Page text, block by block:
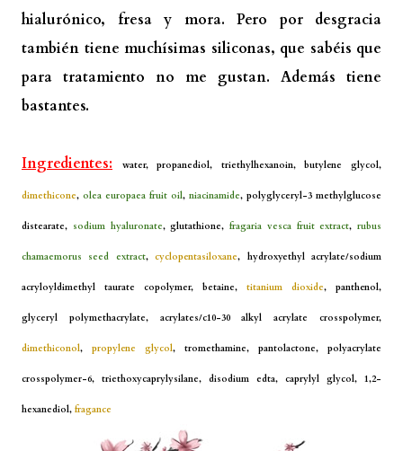
hialurónico, fresa y mora. Pero por desgracia
también tiene muchísimas siliconas, que sabéis que
para tratamiento no me gustan. Además tiene
bastantes.
Ingredientes: water, propanediol, triethylhexanoin, butylene glycol,
dimethicone, olea europaea fruit oil, niacinamide, polyglyceryl-3 methylglucose
distearate, sodium hyaluronate, glutathione, fragaria vesca fruit extract, rubus
chamaemorus seed extract,cyclopentasiloxane, hydroxyethyl acrylate/sodium
acryloyldimethyl taurate copolymer, betaine, titanium dioxide, panthenol,
glyceryl polymethacrylate, acrylates/c10-30 alkyl acrylate crosspolymer,
dimethiconol, propylene glycol, tromethamine, pantolactone, polyacrylate
crosspolymer-6, triethoxycaprylysilane, disodium edta, caprylyl glycol, 1,2-
hexanediol, fragance